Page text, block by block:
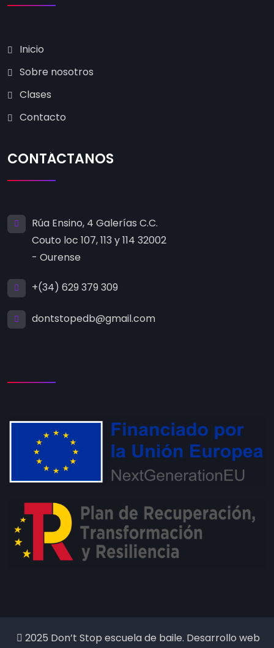
Inicio
Sobre nosotros
Clases
Contacto
CONTÁCTANOS
Rúa Ensino, 4 Galerías C.C.
Couto loc 107, 113 y 114 32002
- Ourense
+(34) 629 379 309
dontstopedb@gmail.com
2025 Don’t Stop escuela de baile. Desarrollo web